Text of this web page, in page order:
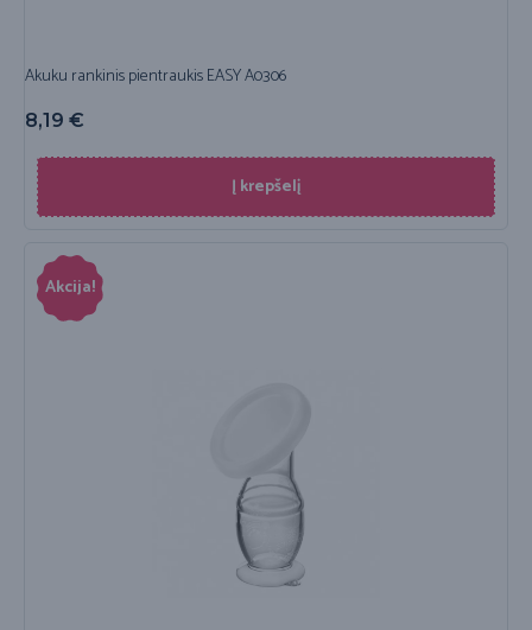
Akuku rankinis pientraukis EASY A0306
8,19 €
Į krepšelį
Akcija!